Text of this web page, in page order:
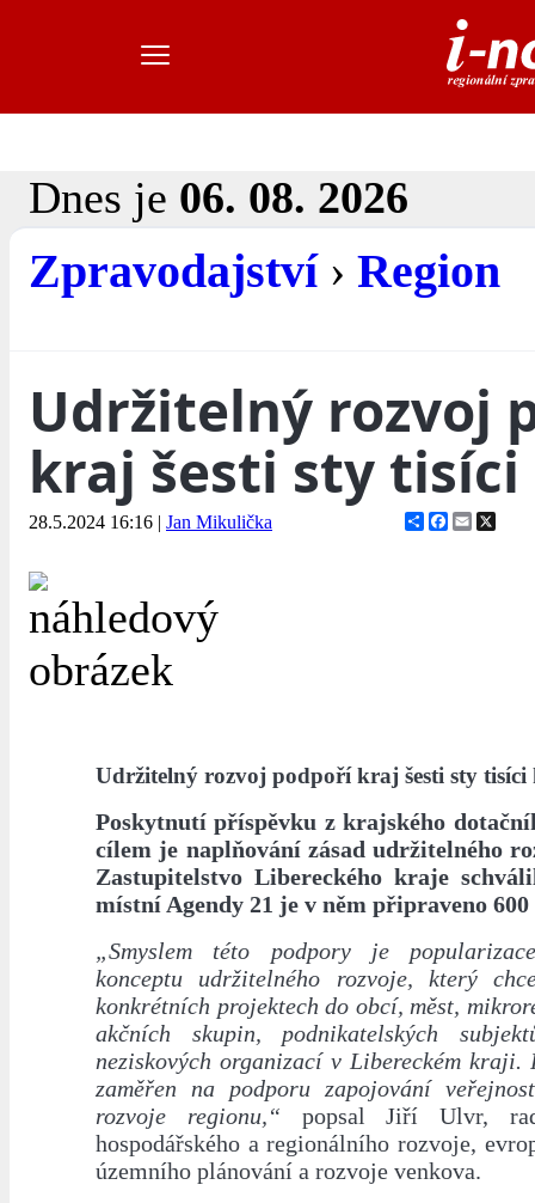
Dnes je 06. 08. 2026
Zpravodajství› Region
Udržitelný rozvoj
kraj šesti sty
28.5.2024 16:16 | Jan Mikulička ShareFacebook
Email
Udržitelný rozvoj podpoří kraj šesti sty
Poskytnutí příspěvku z krajského
cílem je naplňování zásad udržitelného
Zastupitelstvo Libereckého kraje
místní Agendy 21 je v něm připraveno
„Smyslem této podpory je
konceptu udržitelného rozvoje, který
konkrétních projektech do obcí, měst,
akčních skupin, podnikatelských
neziskových organizací v Libereckém kraji.
zaměřen na podporu zapojování
rozvoje regionu,“ popsal Jiří Ulvr,
hospodářského a regionálního rozvoje,
územního plánování a rozvoje venkova.